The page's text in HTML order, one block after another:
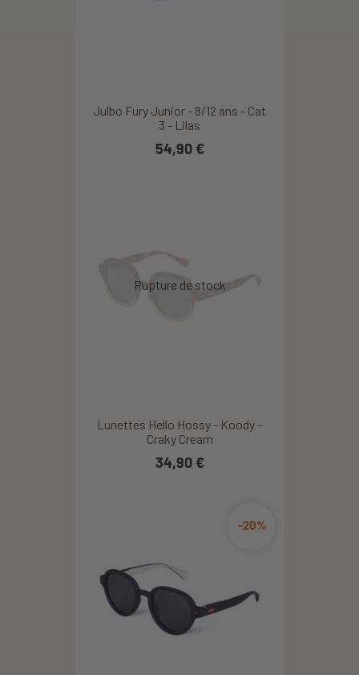
Julbo Fury Junior - 8/12 ans - Cat
3 - Lilas
54,90 €
Lunettes Hello Hossy - Koody -
Craky Cream
34,90 €
-20%